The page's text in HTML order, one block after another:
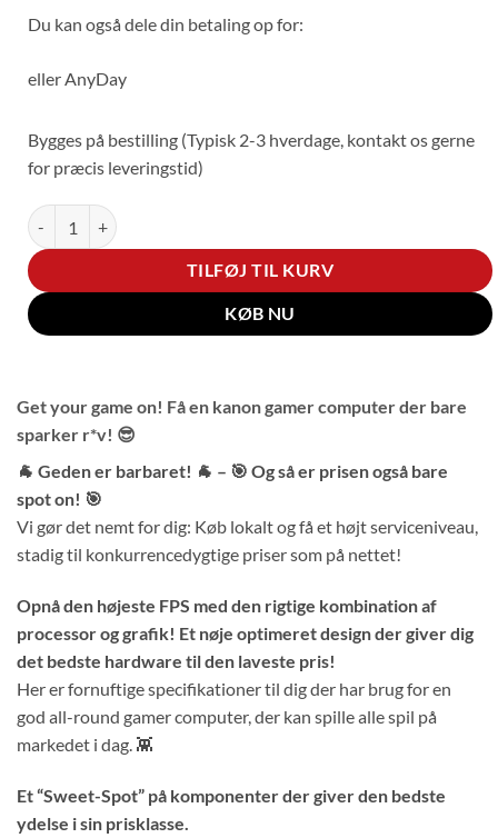
var:
Du kan også dele din betaling op for:
ellerAnyDay
Bygges på bestilling (Typisk 2-3 hverdage, kontakt os gerne
for præcis leveringstid)
Gamers1st! - Steam Machine Killer! - Ryzen 5 - RX 9060 XT 8GB -
TILFØJ TIL KURV
KØB NU
Get your game on! Få en kanon gamer computer der bare
sparker r*v! 😎
🐐 Geden er barbaret! 🐐 – 🎯 Og så er prisen også bare
spot on! 🎯
Vi gør det nemt for dig: Køb lokalt og få et højt serviceniveau,
stadig til konkurrencedygtige priser som på nettet!
Opnå den højeste FPS med den rigtige kombination af
processor og grafik! Et nøje optimeret design der giver dig
det bedste hardware til den laveste pris!
Her er fornuftige specifikationer til dig der har brug for en
god all-round gamer computer, der kan spille alle spil på
markedet i dag. 👾
Et “Sweet-Spot” på komponenter der giver den bedste
ydelse i sin prisklasse.